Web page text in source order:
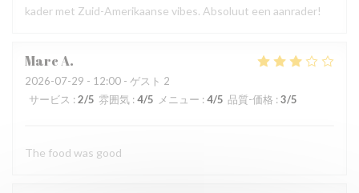
kader met Zuid-Amerikaanse vibes. Absoluut een aanrader!
MarcA
2026-07-29 - 12:00 - ゲスト 2
サービス : 2/5 雰囲気 : 4/5 メニュー : 4/5 品質-価格 : 3/5
The food was good